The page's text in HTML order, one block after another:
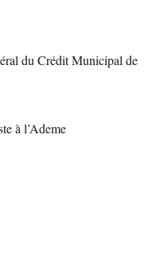
du Crédit Municipal de
à l’Ademe